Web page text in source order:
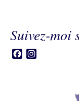
Suivez-moi
Facebook